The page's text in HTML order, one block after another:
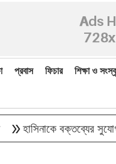
প্রবাস ফিচার শিক্ষা ও
বক্তব্যের সুযোগ